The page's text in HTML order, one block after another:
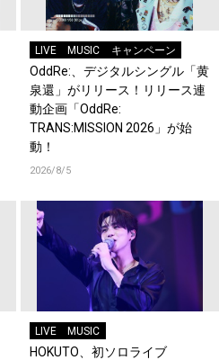
LIVE MUSIC キャンペーン
OddRe:、デジタルシングル「黄
泉還」がリリース！リリース連
動企画「OddRe:
TRANS:MISSION 2026」が始
動！
2026/8/5
LIVE MUSIC
HOKUTO、初ソロライブ